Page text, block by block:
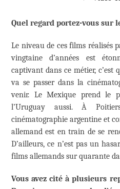
Quel regard portez-vous sur
Le niveau de ces films réalisés
vingtaine d’années est
captivant dans ce métier, c’est
va se passer dans la
venir. Le Mexique prend le
l’Uruguay aussi. À
cinématographie argentine et
allemand est en train de se
D’ailleurs, ce n’est pas un
films allemands sur quarante
Vous avez cité à plusieurs